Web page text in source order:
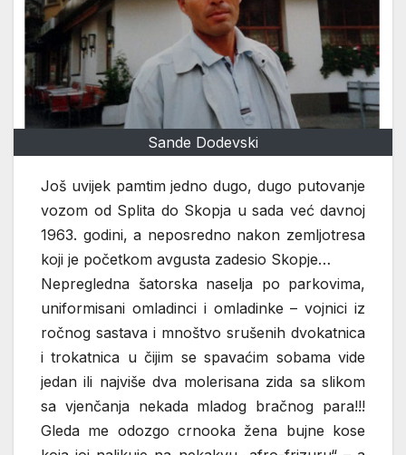
Sande Dodevski
Još uvijek pamtim jedno dugo, dugo putovanje
vozom od Splita do Skopja u sada već davnoj
1963. godini, a neposredno nakon zemljotresa
koji je početkom avgusta zadesio Skopje…
Nepregledna šatorska naselja po parkovima,
uniformisani omladinci i omladinke – vojnici iz
ročnog sastava i mnoštvo srušenih dvokatnica
i trokatnica u čijim se spavaćim sobama vide
jedan ili najviše dva molerisana zida sa slikom
sa vjenčanja nekada mladog bračnog para!!!
Gleda me odozgo crnooka žena bujne kose